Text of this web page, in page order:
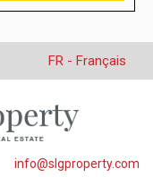
FR - Français
info@slgproperty.com